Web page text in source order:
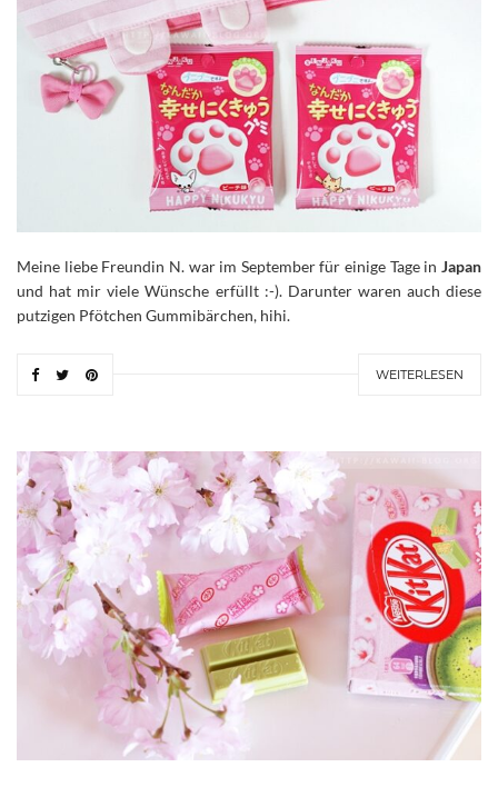
Meine liebe Freundin N. war im September für einige Tage in Japan
und hat mir viele Wünsche erfüllt :-). Darunter waren auch diese
putzigen Pfötchen Gummibärchen, hihi.
WEITERLESEN